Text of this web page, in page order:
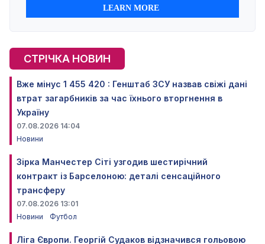
СТРІЧКА НОВИН
Вже мінус 1 455 420 : Генштаб ЗСУ назвав свіжі дані
втрат загарбників за час їхнього вторгнення в
Україну
07.08.2026 14:04
Новини
Зірка Манчестер Сіті узгодив шестирічний
контракт із Барселоною: деталі сенсаційного
трансферу
07.08.2026 13:01
Новини
Футбол
Ліга Європи. Георгій Судаков відзначився гольовою